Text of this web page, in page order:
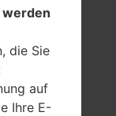
808
werden
die Sie
auf
Ihre E-